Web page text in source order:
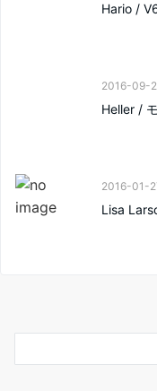
Hario /
2016-09-
Heller /
2016-01-
Lisa